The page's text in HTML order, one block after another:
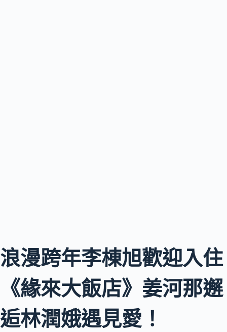
浪漫跨年李棟旭歡迎入住
《緣來大飯店》姜河那邂
逅林潤娥遇見愛！